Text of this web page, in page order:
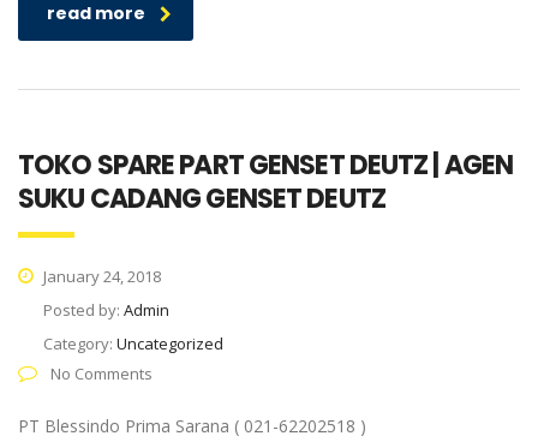
read more
TOKO SPARE PART GENSET DEUTZ | AGEN
SUKU CADANG GENSET DEUTZ
January 24, 2018
Posted by: Admin
Category: Uncategorized
No Comments
PT Blessindo Prima Sarana ( 021-62202518 )